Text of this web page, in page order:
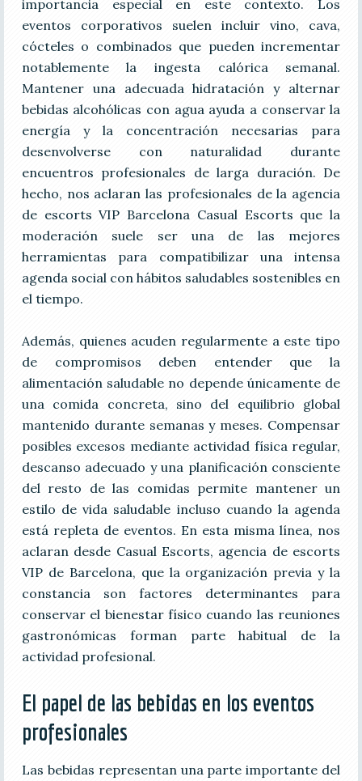
importancia especial en este contexto. Los
eventos corporativos suelen incluir vino, cava,
cócteles o combinados que pueden incrementar
notablemente la ingesta calórica semanal.
Mantener una adecuada hidratación y alternar
bebidas alcohólicas con agua ayuda a conservar la
energía y la concentración necesarias para
desenvolverse con naturalidad durante
encuentros profesionales de larga duración. De
hecho, nos aclaran las profesionales de la agencia
de escorts VIP Barcelona Casual Escorts que la
moderación suele ser una de las mejores
herramientas para compatibilizar una intensa
agenda social con hábitos saludables sostenibles en
el tiempo.
Además, quienes acuden regularmente a este tipo
de compromisos deben entender que la
alimentación saludable no depende únicamente de
una comida concreta, sino del equilibrio global
mantenido durante semanas y meses. Compensar
posibles excesos mediante actividad física regular,
descanso adecuado y una planificación consciente
del resto de las comidas permite mantener un
estilo de vida saludable incluso cuando la agenda
está repleta de eventos. En esta misma línea, nos
aclaran desde Casual Escorts, agencia de escorts
VIP de Barcelona, que la organización previa y la
constancia son factores determinantes para
conservar el bienestar físico cuando las reuniones
gastronómicas forman parte habitual de la
actividad profesional.
El papel de las bebidas en los eventos
profesionales
Las bebidas representan una parte importante del